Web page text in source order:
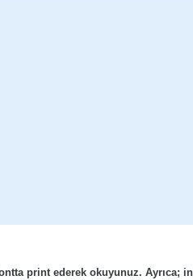
print ederek okuyunuz. Ayrıca;